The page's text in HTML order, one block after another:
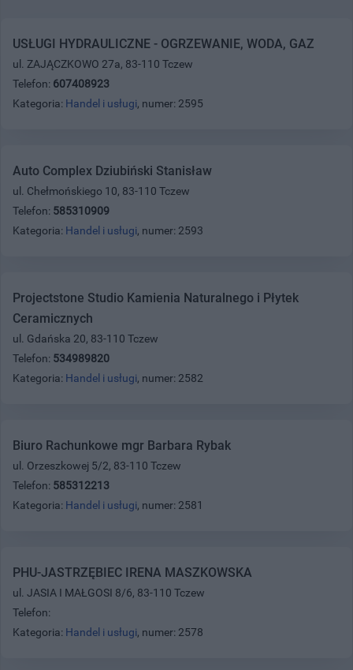
USŁUGI HYDRAULICZNE - OGRZEWANIE, WODA, GAZ
ul. ZAJĄCZKOWO 27a, 83-110 Tczew
Telefon: 607408923
Kategoria: Handel i usługi, numer: 2595
Auto Complex Dziubiński Stanisław
ul. Chełmońskiego 10, 83-110 Tczew
Telefon: 585310909
Kategoria: Handel i usługi, numer: 2593
Projectstone Studio Kamienia Naturalnego i Płytek
Ceramicznych
ul. Gdańska 20, 83-110 Tczew
Telefon: 534989820
Kategoria: Handel i usługi, numer: 2582
Biuro Rachunkowe mgr Barbara Rybak
ul. Orzeszkowej 5/2, 83-110 Tczew
Telefon: 585312213
Kategoria: Handel i usługi, numer: 2581
PHU-JASTRZĘBIEC IRENA MASZKOWSKA
ul. JASIA I MAŁGOSI 8/6, 83-110 Tczew
Telefon:
Kategoria: Handel i usługi, numer: 2578